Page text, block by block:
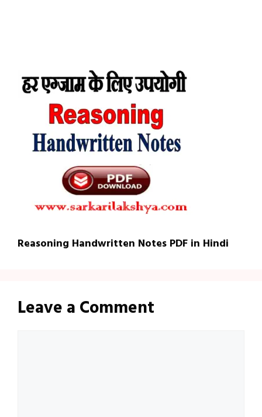
Reasoning Handwritten Notes PDF in Hindi
Leave a Comment